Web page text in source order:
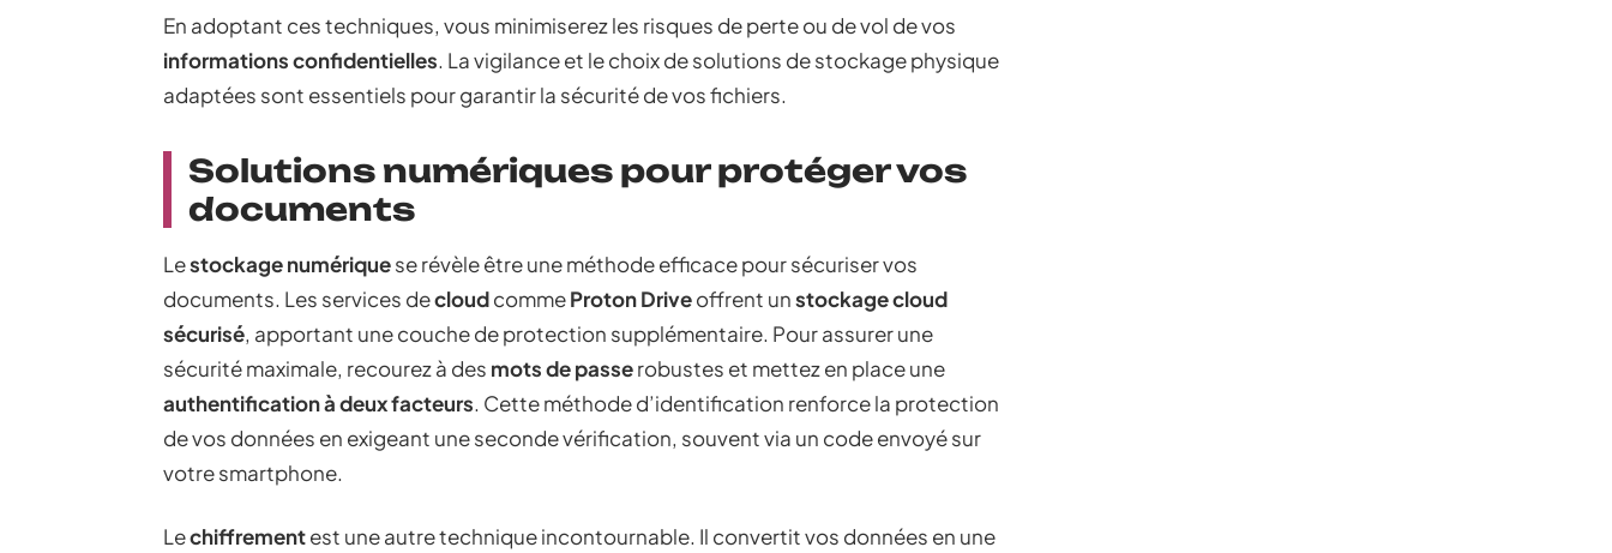
En adoptant ces techniques, vous minimiserez les risques de perte ou de vol de vos
informations confidentielles. La vigilance et le choix de solutions de stockage physique
adaptées sont essentiels pour garantir la sécurité de vos fichiers.
Solutions numériques pour protéger vos
documents
Lestockage numériquese révèle être une méthode efficace pour sécuriser vos
documents. Les services decloudcommeProton Driveoffrent unstockage cloud
sécurisé, apportant une couche de protection supplémentaire. Pour assurer une
sécurité maximale, recourez à des mots de passerobustes et mettez en place une
authentification à deux facteurs. Cette méthode d’identification renforce la protection
de vos données en exigeant une seconde vérification, souvent via un code envoyé sur
votre smartphone.
Lechiffrementest une autre technique incontournable. Il convertit vos données en une